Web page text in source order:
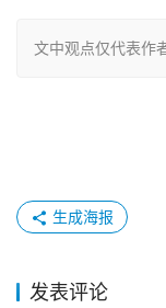
文中观点仅代表作
生成海报
发表评论